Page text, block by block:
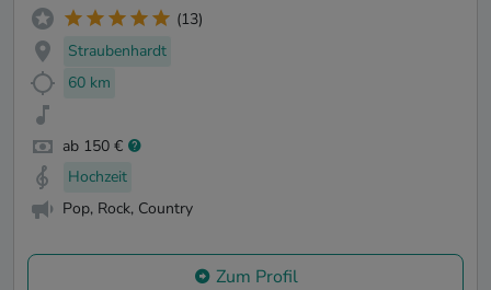
(13)
Straubenhardt
60 km
ab 150 €
Hochzeit
Pop, Rock, Country
Zum Profil